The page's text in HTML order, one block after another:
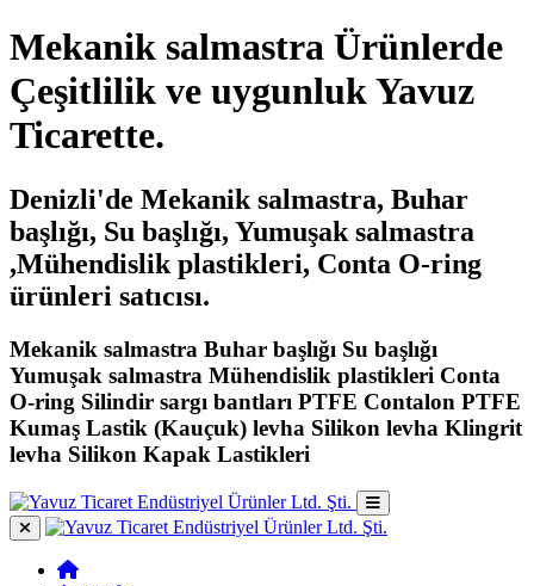
Mekanik salmastra Ürünlerde
Çeşitlilik ve uygunluk Yavuz
Ticarette.
Denizli'de Mekanik salmastra, Buhar
başlığı, Su başlığı, Yumuşak salmastra
,Mühendislik plastikleri, Conta O-ring
ürünleri satıcısı.
Mekanik salmastra Buhar başlığı Su başlığı
Yumuşak salmastra Mühendislik plastikleri Conta
O-ring Silindir sargı bantları PTFE Contalon PTFE
Kumaş Lastik (Kauçuk) levha Silikon levha Klingrit
levha Silikon Kapak Lastikleri